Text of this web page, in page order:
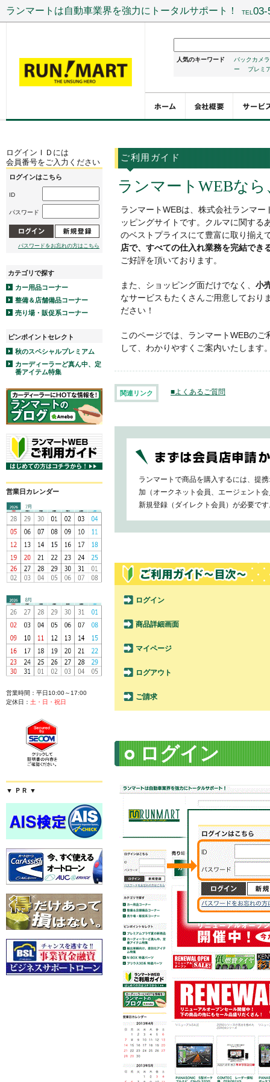
ランマートは自動車業界を強力にトータルサポート！ TEL 03-
人気のキーワード
バックカメラ
ー
プレミ
ご利用ガイド
ランマートWEBな
ランマートWEBは、株式会社ランマ
ッピングサイトです。クルマに関する
のベストプライスにて豊富に取り揃え
店で、すべての仕入れ業務を完結でき
ご好評を頂いております。
また、ショッピング面だけでなく、 小
なサービスもたくさんご用意しており
ださい！
このページでは、ランマートWEBの
して、わかりやすくご案内いたします
関連リンク ■よくあるご質問
ランマートで商品を購入するには、提
加（オークネット会員、エージェント
新規登録（ダイレクト会員）が必要で
ログイン
商品詳細画面
マイページ
ログアウト
ご請求
ログイン
ログインＩＤには
会員番号をご入力ください
ログインはこちら
ID
パスワード
パスワードをお忘れの方はこちら
カテゴリで探す
カー用品コーナー
整備＆店舗備品コーナー
売り場・販促系コーナー
ピンポイントセレクト
秋のスペシャルプレミアム
カーディーラーど真ん中、定
番アイテム特集
営業日カレンダー
営業時間：平日10:00～17:00
定休日： 土・日・祝日
▼ ＰＲ ▼